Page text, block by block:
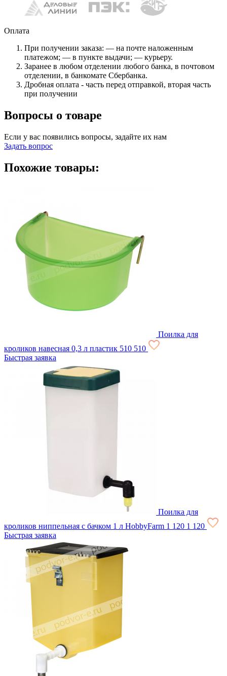
Оплата
При получении заказа: — на почте наложенным
платежом; — в пункте выдачи; — курьеру.
Заранее в любом отделении любого банка, в почтовом
отделении, в банкомате Сбербанка.
Дробная оплата - часть перед отправкой, вторая часть
при получении
Вопросы о товаре
Если у вас появились вопросы, задайте их нам
Задать вопрос
Похожие товары:
Поилка для
кроликов навесная 0,3 л пластик 510 510
Быстрая заявка
Поилка для
кроликов ниппельная с бачком 1 л HobbyFarm 1 120 1 120
Быстрая заявка